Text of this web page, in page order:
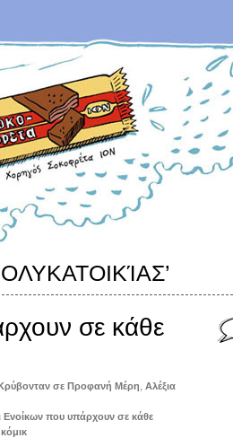
σε κάθε
Κρύβονταν σε Προφανή Μέρη Αλέξια
Ενοίκων που υπάρχουν σε κάθε
κόμικ